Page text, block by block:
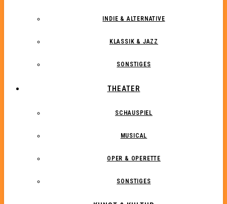
INDIE & ALTERNATIVE
KLASSIK & JAZZ
SONSTIGES
THEATER
SCHAUSPIEL
MUSICAL
OPER & OPERETTE
SONSTIGES